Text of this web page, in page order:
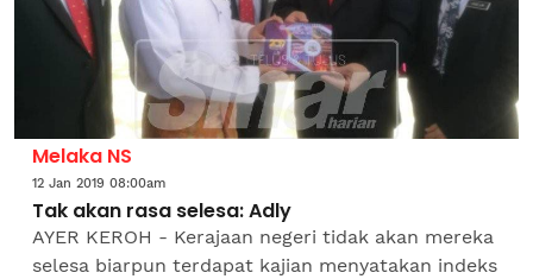
Melaka NS
12 Jan 2019 08:00am
Tak akan rasa selesa: Adly
AYER KEROH - Kerajaan negeri tidak akan mereka
selesa biarpun terdapat kajian menyatakan indeks